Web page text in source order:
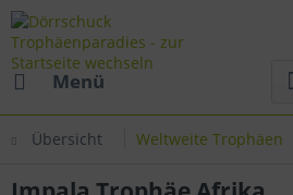
Menü
Übersicht Weltweite Trophäen